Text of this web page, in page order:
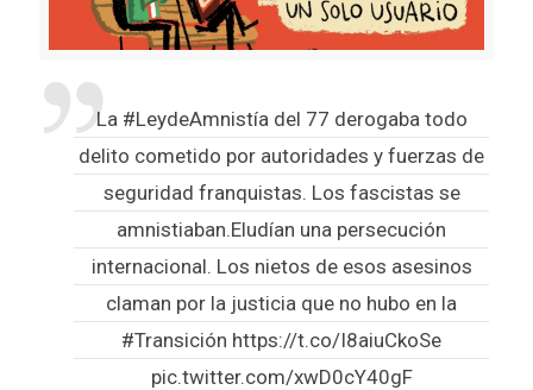
La #LeydeAmnistía del 77 derogaba todo
delito cometido por autoridades y fuerzas de
seguridad franquistas. Los fascistas se
amnistiaban.Eludían una persecución
internacional. Los nietos de esos asesinos
claman por la justicia que no hubo en la
#Transición https://t.co/I8aiuCkoSe
pic.twitter.com/xwD0cY40gF